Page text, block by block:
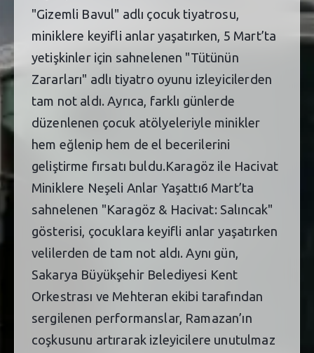
"Gizemli Bavul" adlı çocuk tiyatrosu,
miniklere keyifli anlar yaşatırken, 5 Mart’ta
yetişkinler için sahnelenen "Tütünün
Zararları" adlı tiyatro oyunu izleyicilerden
tam not aldı. Ayrıca, farklı günlerde
düzenlenen çocuk atölyeleriyle minikler
hem eğlenip hem de el becerilerini
geliştirme fırsatı buldu.Karagöz ile Hacivat
Miniklere Neşeli Anlar Yaşattı6 Mart’ta
sahnelenen "Karagöz & Hacivat: Salıncak"
gösterisi, çocuklara keyifli anlar yaşatırken
velilerden de tam not aldı. Aynı gün,
Sakarya Büyükşehir Belediyesi Kent
Orkestrası ve Mehteran ekibi tarafından
sergilenen performanslar, Ramazan’ın
coşkusunu artırarak izleyicilere unutulmaz